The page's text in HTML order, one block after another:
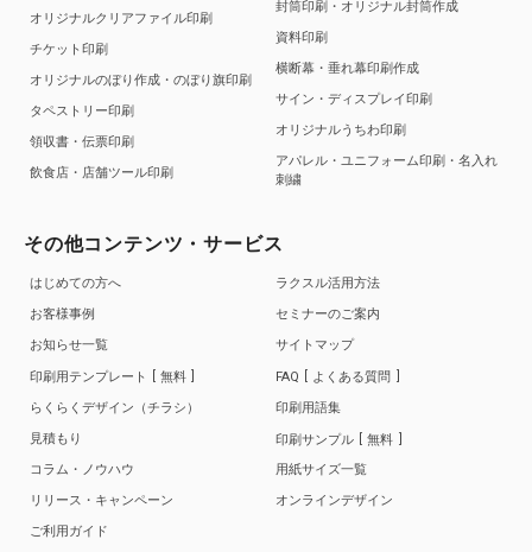
オリジナルクリアファイル印刷
チケット印刷
オリジナルのぼり作成・のぼり旗印刷
タペストリー印刷
領収書・伝票印刷
飲食店・店舗ツール印刷
封筒印刷・オリジナル封筒作成
資料印刷
横断幕・垂れ幕印刷作成
サイン・ディスプレイ印刷
オリジナルうちわ印刷
アパレル・ユニフォーム印刷・名入れ
刺繍
その他コンテンツ・サービス
はじめての方へ
お客様事例
お知らせ一覧
印刷用テンプレート
無料
らくらくデザイン（チラシ）
見積もり
コラム・ノウハウ
リリース・キャンペーン
ご利用ガイド
ラクスル活用方法
セミナーのご案内
サイトマップ
FAQ
よくある質問
印刷用語集
印刷サンプル
無料
用紙サイズ一覧
オンラインデザイン